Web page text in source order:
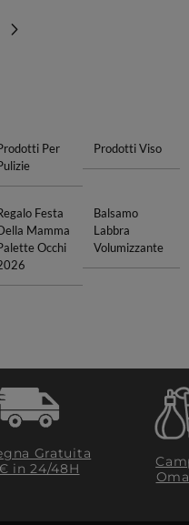
Per
Prodotti Viso
Festa
Mamma
Occhi
Balsamo
Labbra
Volumizzante
Gratuita
in 24/48H